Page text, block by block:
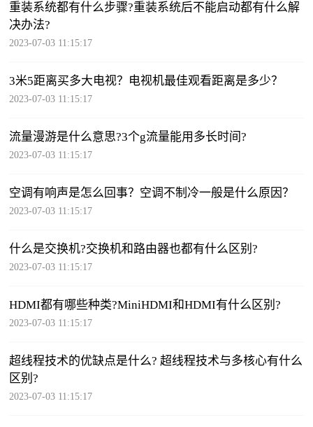
重装系统都有什么步骤?重装系统后不能启动都有什么解
决办法?
2023-07-03 11:15:17
3米5距离买多大电视？电视机最佳观看距离是多少？
2023-07-03 11:15:17
流量漫游是什么意思?3个g流量能用多长时间?
2023-07-03 11:15:17
空调有响声是怎么回事？空调不制冷一般是什么原因？
2023-07-03 11:15:17
什么是交换机?交换机和路由器也都有什么区别?
2023-07-03 11:15:17
HDMI都有哪些种类?MiniHDMI和HDMI有什么区别?
2023-07-03 11:15:17
超线程技术的优缺点是什么? 超线程技术与多核心有什么
区别?
2023-07-03 11:15:17